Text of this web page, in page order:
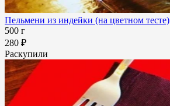
Пельмени из индейки (на цветном тесте)
500 г
280 ₽
Раскупили